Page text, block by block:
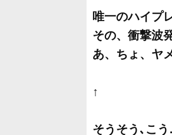
唯一のハイプ
その、衝撃波
あ、ちょ、ヤ
↑
そうそう､こ